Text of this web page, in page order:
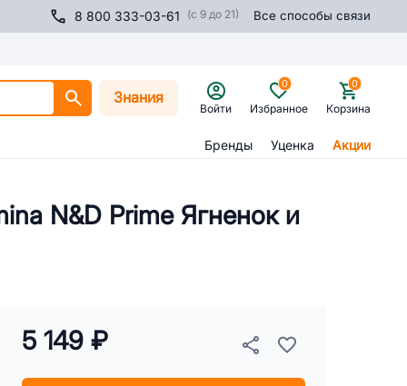
8 800 333-03-61 (с 9 до 21) Все способы связи
Знания
Войти Избранное
0
Корзина
0
Бренды Уценка Акции
N&D Prime Ягненок и
5 149 ₽